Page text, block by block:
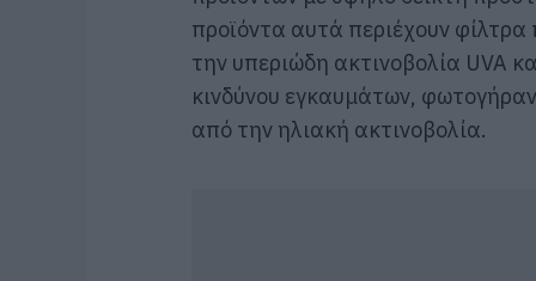
προϊόντα αυτά περιέχουν
την υπεριώδη ακτινοβολία UVA
κινδύνου εγκαυμάτων,
από την ηλιακή ακτινοβολία.